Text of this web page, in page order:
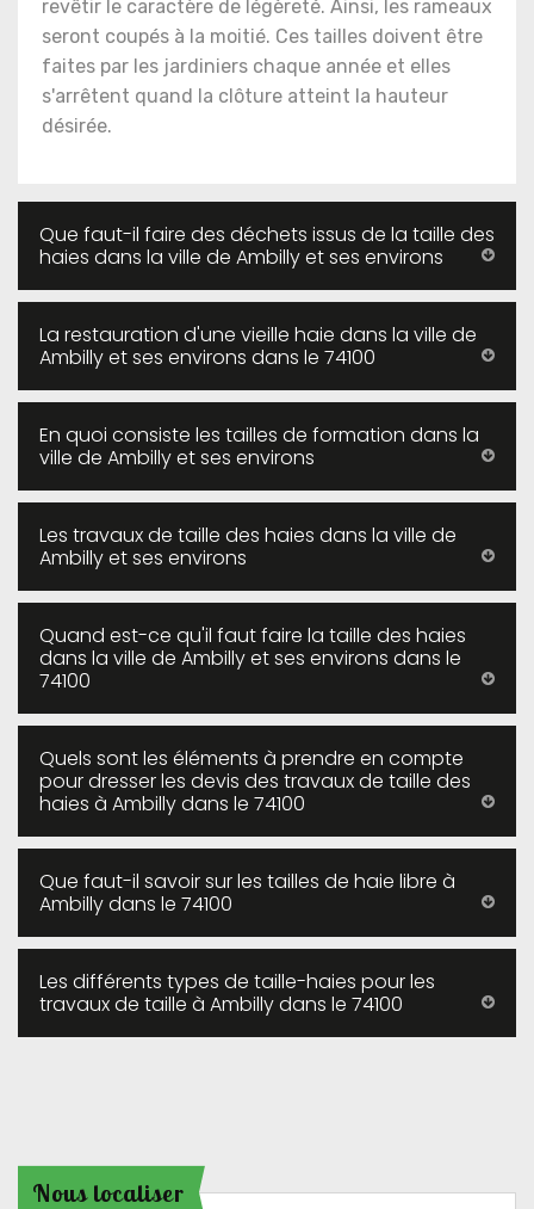
revêtir le caractère de légèreté. Ainsi, les rameaux
seront coupés à la moitié. Ces tailles doivent être
faites par les jardiniers chaque année et elles
s'arrêtent quand la clôture atteint la hauteur
désirée.
Que faut-il faire des déchets issus de la taille des
haies dans la ville de Ambilly et ses environs
La restauration d'une vieille haie dans la ville de
Ambilly et ses environs dans le 74100
En quoi consiste les tailles de formation dans la
ville de Ambilly et ses environs
Les travaux de taille des haies dans la ville de
Ambilly et ses environs
Quand est-ce qu'il faut faire la taille des haies
dans la ville de Ambilly et ses environs dans le
74100
Quels sont les éléments à prendre en compte
pour dresser les devis des travaux de taille des
haies à Ambilly dans le 74100
Que faut-il savoir sur les tailles de haie libre à
Ambilly dans le 74100
Les différents types de taille-haies pour les
travaux de taille à Ambilly dans le 74100
Nous localiser